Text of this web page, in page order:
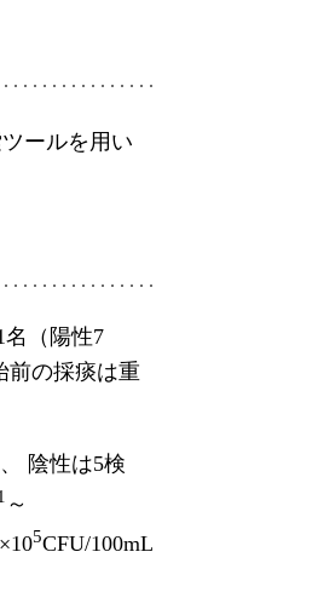
ールを用い
名（陽性7
前の採痰は重
陰性は5検
～
5CFU/100mL